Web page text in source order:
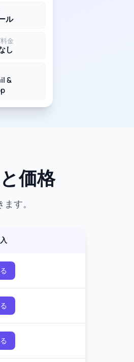
ル
金
し
&
価格
す。